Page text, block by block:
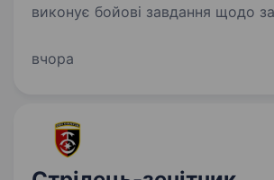
виконує бойові завдання щодо
ворожих ударних БПЛА,
вчора